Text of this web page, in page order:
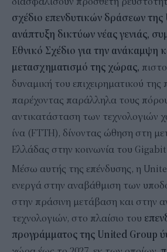
σχέδιο επενδυτικών δράσεων
ανάπτυξη δικτύων νέας γενιάς,
Εθνικό Σχέδιο για την ανάκαμψη
μετασχηματισμό της χώρας,
δυναμική του επιχειρηματικού της
παρέχοντας παράλληλα τους
αντικατάσταση των τεχνολογιών
ίνα (FTTH), δίνοντας ώθηση στη
Ελλάδας στην κοινωνία του
Μέσω αυτής της επένδυσης, η
ενεργά στην αναβάθμιση των
στην πράσινη μετάβαση και στην
τεχνολογιών, στο πλαίσιο του
προγράμματος της United Group